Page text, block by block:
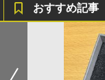
おすすめ記事